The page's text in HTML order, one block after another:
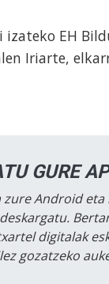
izateko EH
Iriarte,
GURE
zure Android eta
digitalak
gozatzeko